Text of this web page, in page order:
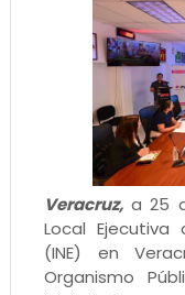
Veracruz, a 25
Local Ejecutiva
(INE) en
Organismo